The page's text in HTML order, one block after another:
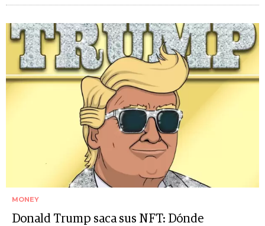
MONEY
Donald Trump saca sus NFT: Dónde